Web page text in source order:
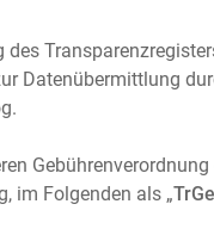
des
Datenübermittlung
Gebührenverordnung
im Folgenden als „